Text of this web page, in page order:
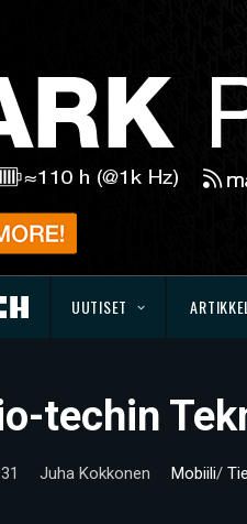
UUTISET
techin
Juha Kokkonen Mobiili/